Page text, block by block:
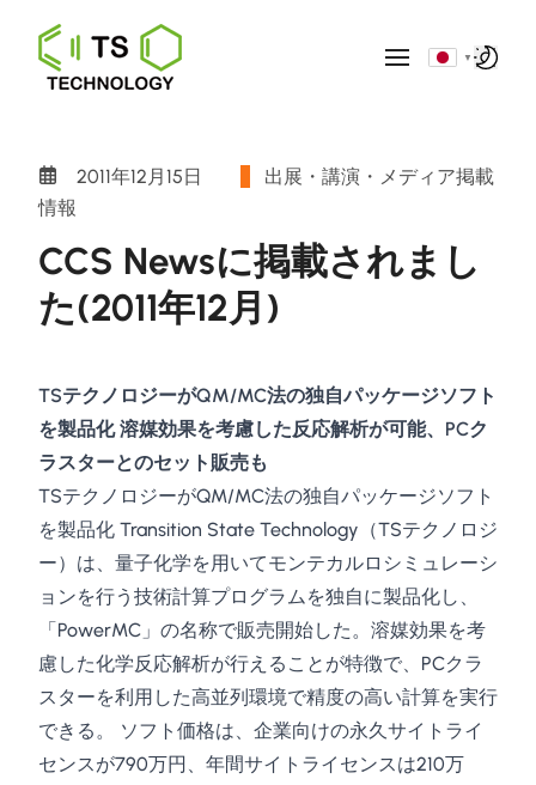
▼
2011年12月15日
出展・講演・メディア掲載
情報
CCS Newsに掲載されまし
た(2011年12月)
TSテクノロジーがQM/MC法の独自パッケージソフト
を製品化 溶媒効果を考慮した反応解析が可能、PCク
ラスターとのセット販売も
TSテクノロジーがQM/MC法の独自パッケージソフト
を製品化 Transition State Technology（TSテクノロジ
ー）は、量子化学を用いてモンテカルロシミュレーシ
ョンを行う技術計算プログラムを独自に製品化し、
「PowerMC」の名称で販売開始した。溶媒効果を考
慮した化学反応解析が行えることが特徴で、PCクラ
スターを利用した高並列環境で精度の高い計算を実行
できる。 ソフト価格は、企業向けの永久サイトライ
センスが790万円、年間サイトライセンスは210万